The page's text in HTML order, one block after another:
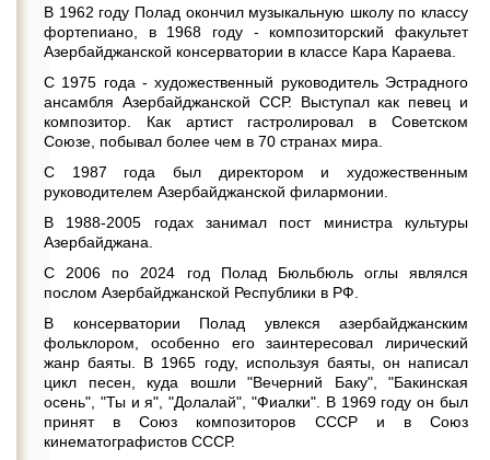
В 1962 году Полад окончил музыкальную школу по классу
фортепиано, в 1968 году - композиторский факультет
Азербайджанской консерватории в классе Кара Караева.
С 1975 года - художественный руководитель Эстрадного
ансамбля Азербайджанской ССР. Выступал как певец и
композитор. Как артист гастролировал в Советском
Союзе, побывал более чем в 70 странах мира.
С 1987 года был директором и художественным
руководителем Азербайджанской филармонии.
В 1988-2005 годах занимал пост министра культуры
Азербайджана.
С 2006 по 2024 год Полад Бюльбюль оглы являлся
послом Азербайджанской Республики в РФ.
В консерватории Полад увлекся азербайджанским
фольклором, особенно его заинтересовал лирический
жанр баяты. В 1965 году, используя баяты, он написал
цикл песен, куда вошли "Вечерний Баку", "Бакинская
осень", "Ты и я", "Долалай", "Фиалки". В 1969 году он был
принят в Союз композиторов СССР и в Союз
кинематографистов СССР.